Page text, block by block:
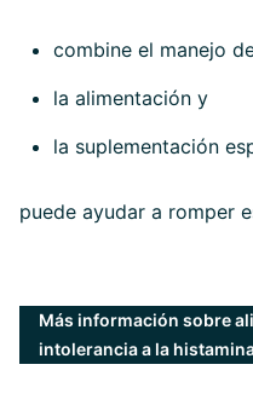
combine el manejo
la alimentación y
la suplementación
puede ayudar a romper
Más información sobre
intolerancia a la